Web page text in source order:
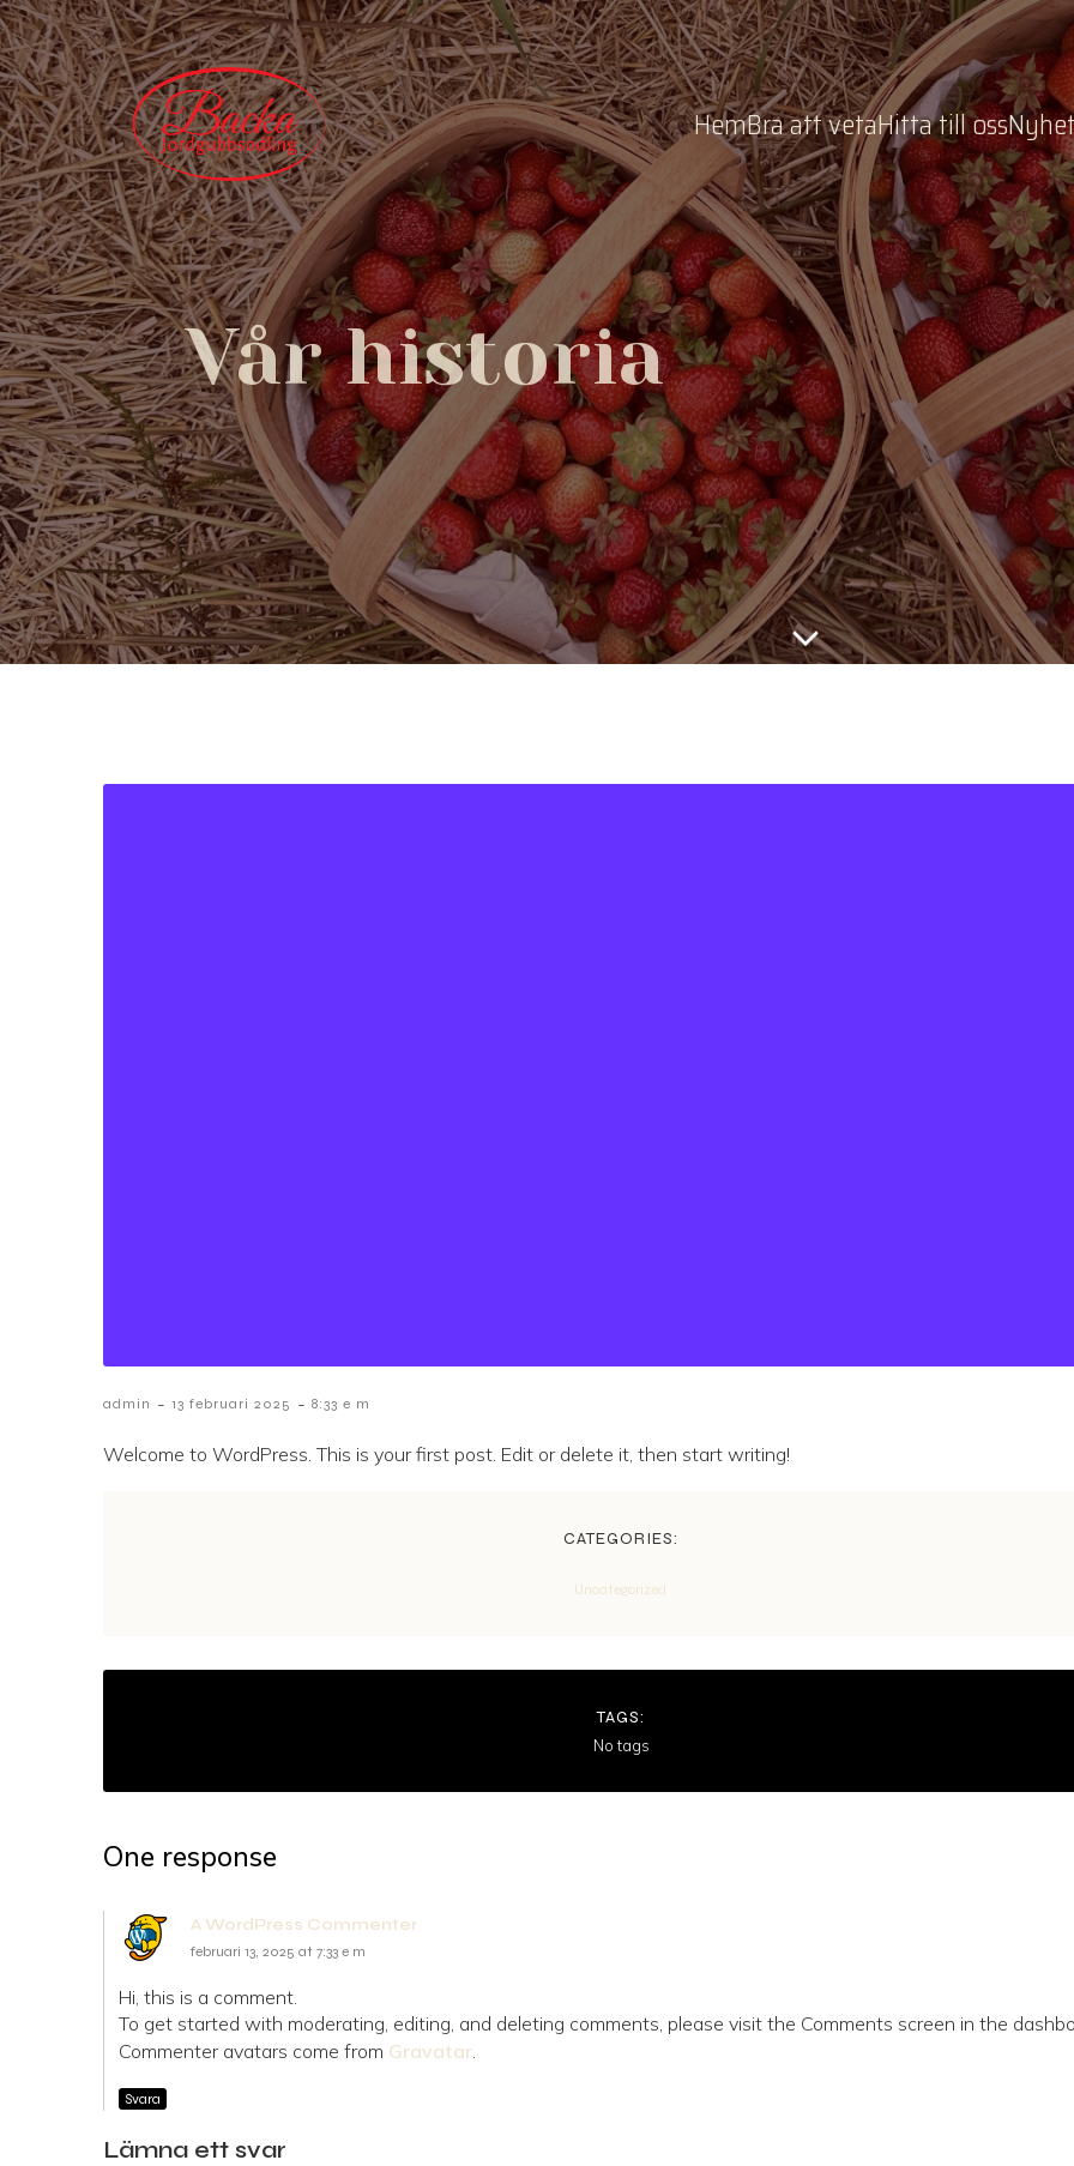
HemBra att vetaHitta till oss
Vår historia
admin - 13 februari 2025 - 8:33 e m
Welcome to WordPress. This is your first post. Edit or delete it, then start writing!
CATEGORIES:
Uncategorized
TAGS:
No tags
One response
A WordPress Commenter
februari 13, 2025 at 7:33 e m
Hi, this is a comment.
To get started with moderating, editing, and deleting comments, please visit the Comments screen in the
Commenter avatars come from Gravatar
Svara
Lämna ett svar